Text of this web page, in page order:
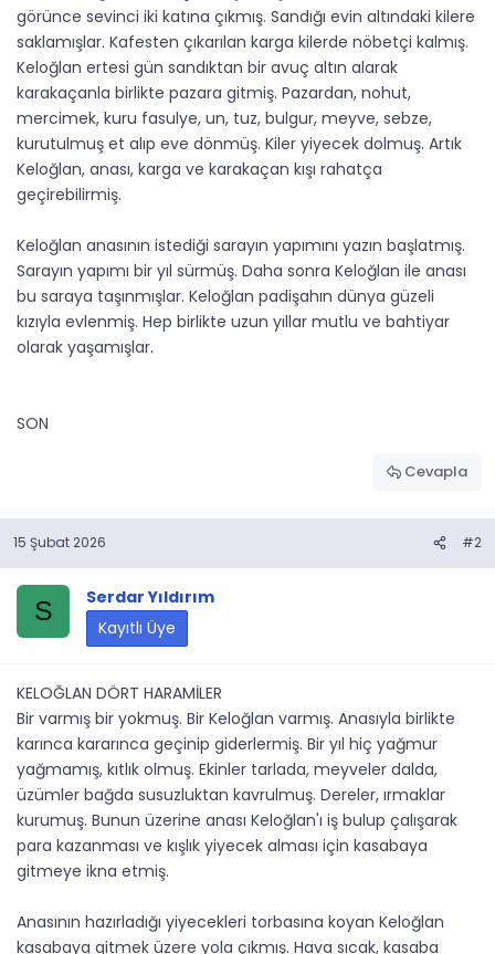
görünce sevinci iki katına çıkmış. Sandığı evin altındaki kilere
saklamışlar. Kafesten çıkarılan karga kilerde nöbetçi kalmış.
Keloğlan ertesi gün sandıktan bir avuç altın alarak
karakaçanla birlikte pazara gitmiş. Pazardan, nohut,
mercimek, kuru fasulye, un, tuz, bulgur, meyve, sebze,
kurutulmuş et alıp eve dönmüş. Kiler yiyecek dolmuş. Artık
Keloğlan, anası, karga ve karakaçan kışı rahatça
geçirebilirmiş.
Keloğlan anasının istediği sarayın yapımını yazın başlatmış.
Sarayın yapımı bir yıl sürmüş. Daha sonra Keloğlan ile anası
bu saraya taşınmışlar. Keloğlan padişahın dünya güzeli
kızıyla evlenmiş. Hep birlikte uzun yıllar mutlu ve bahtiyar
olarak yaşamışlar.
SON
Cevapla
15 Şubat 2026 #2
S
Serdar Yıldırım
Kayıtlı Üye
KELOĞLAN DÖRT HARAMİLER
Bir varmış bir yokmuş. Bir Keloğlan varmış. Anasıyla birlikte
karınca kararınca geçinip giderlermiş. Bir yıl hiç yağmur
yağmamış, kıtlık olmuş. Ekinler tarlada, meyveler dalda,
üzümler bağda susuzluktan kavrulmuş. Dereler, ırmaklar
kurumuş. Bunun üzerine anası Keloğlan'ı iş bulup çalışarak
para kazanması ve kışlık yiyecek alması için kasabaya
gitmeye ikna etmiş.
Anasının hazırladığı yiyecekleri torbasına koyan Keloğlan
kasabaya gitmek üzere yola çıkmış. Hava sıcak, kasaba